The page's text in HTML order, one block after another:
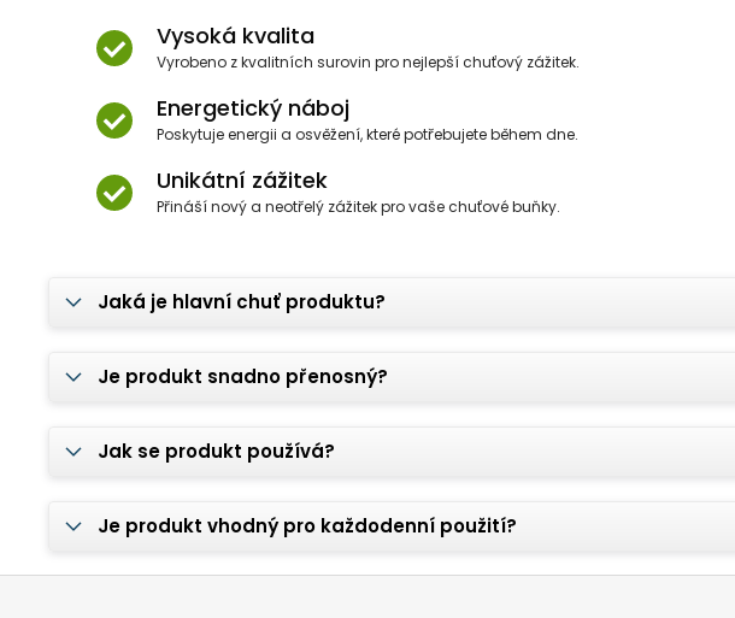
Vysoká kvalita
Vyrobeno z kvalitních surovin pro nejlepší chuťový zážitek.
Energetický náboj
Poskytuje energii a osvěžení, které potřebujete během dne.
Unikátní zážitek
Přináší nový a neotřelý zážitek pro vaše chuťové buňky.
Jaká je hlavní chuť produktu?
Je produkt snadno přenosný?
Jak se produkt používá?
Je produkt vhodný pro každodenní použití?